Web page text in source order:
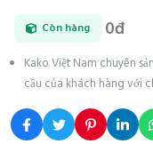
Còn hàng 0đ
Kako Việt Nam chuyên
cầu của khách hàng với